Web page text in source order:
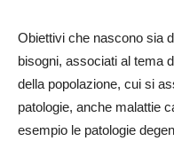
Obiettivi che nascono sia
bisogni, associati al tema
della popolazione, cui si
patologie, anche malattie
esempio le patologie